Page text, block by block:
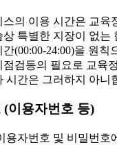
스의 이용 시간은 교육
상 특별한 지장이 없는
간(00:00-24:00)을 원칙
점검등의 필요로 교육
시간은 그러하지 아니
(이용자번호 등)
자번호 및 비밀번호